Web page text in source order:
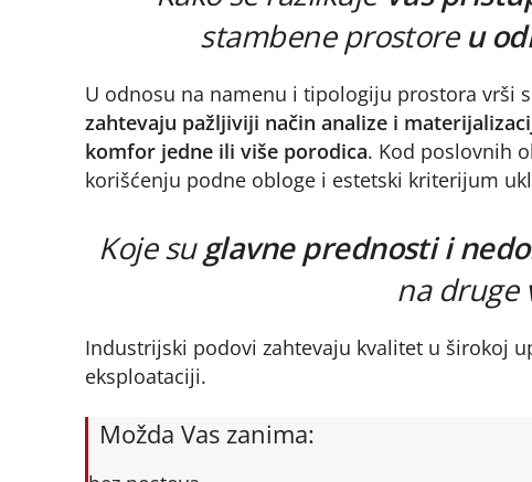
stambene prostore u
U odnosu na namenu i tipologiju prostora vrši
zahtevaju pažljiviji način analize i
komfor jedne ili više porodica. Kod poslovnih
korišćenju podne obloge i estetski kriterijum
Koje suglavne prednosti i
na druge
Industrijski podovi zahtevaju kvalitet u širokoj
eksploataciji.
Možda Vas zanima: